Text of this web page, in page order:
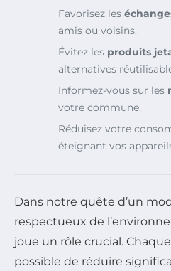
Favorisez les
amis ou voisins.
Évitez les produits
alternatives
Informez-vous sur les
votre commune.
Réduisez votre
éteignant vos
Dans notre quête d’un
respectueux de
joue un rôle crucial.
possible de réduire